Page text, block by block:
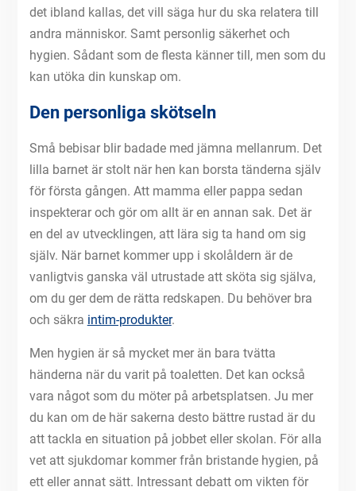
det ibland kallas, det vill säga hur du ska relatera till
andra människor. Samt personlig säkerhet och
hygien. Sådant som de flesta känner till, men som du
kan utöka din kunskap om.
Den personliga skötseln
Små bebisar blir badade med jämna mellanrum. Det
lilla barnet är stolt när hen kan borsta tänderna själv
för första gången. Att mamma eller pappa sedan
inspekterar och gör om allt är en annan sak. Det är
en del av utvecklingen, att lära sig ta hand om sig
själv. När barnet kommer upp i skolåldern är de
vanligtvis ganska väl utrustade att sköta sig själva,
om du ger dem de rätta redskapen. Du behöver bra
och säkra intim-produkter.
Men hygien är så mycket mer än bara tvätta
händerna när du varit på toaletten. Det kan också
vara något som du möter på arbetsplatsen. Ju mer
du kan om de här sakerna desto bättre rustad är du
att tackla en situation på jobbet eller skolan. För alla
vet att sjukdomar kommer från bristande hygien, på
ett eller annat sätt. Intressant debatt om vikten för